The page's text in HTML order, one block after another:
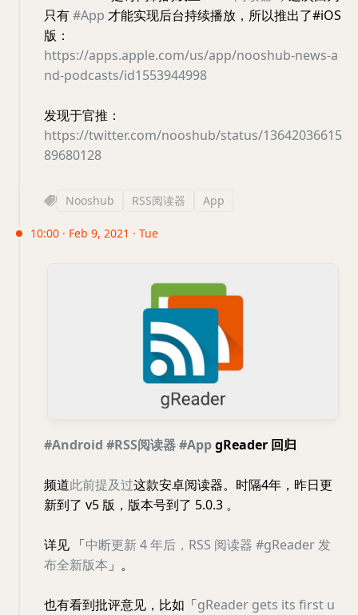
只有#App 才能实现后台持续播放，所以推出了#iOS
版：
https://apps.apple.com/us/app/nooshub-news-a
nd-podcasts/id1553944998
发现于官推：
https://twitter.com/nooshub/status/13642036615
89680128
Nooshub RSS阅读器 App
10:00 · Feb 9, 2021 · Tue
#Android #RSS阅读器#AppgReader 回归
频道此前提及过这款安卓阅读器。时隔4年，昨日更
新到了 v5 版，版本号到了 5.0.3 。
详见 「中断更新 4 年后，RSS 阅读器 #gReader 发
布全新版本」。
也有看到批评意见，比如「gReader gets its first u